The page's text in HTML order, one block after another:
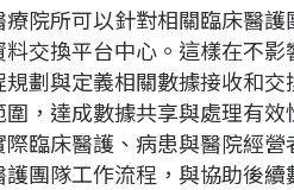
院所可以針對相關臨床醫
料交換平台中心。這樣在不
劃與定義相關數據接收和
圍，達成數據共享與處理有
際臨床醫護、病患與醫院經
護團隊工作流程，與協助後